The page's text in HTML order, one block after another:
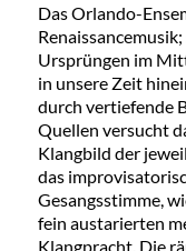
Das Orlando-
Ursprüngen im
in unsere Zeit
durch vertiefende
Quellen versucht
Klangbild der
das
Gesangsstimme,
fein austarierten
Klangpracht. Die